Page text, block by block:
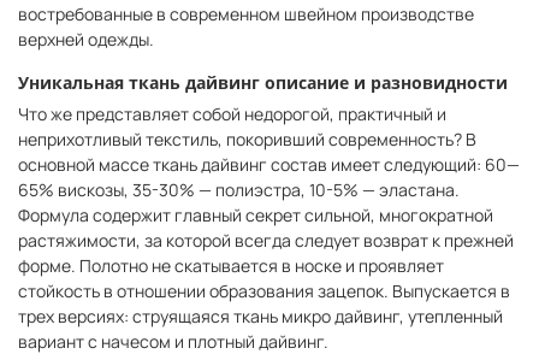
востребованные в современном швейном производстве
верхней одежды.
Уникальная ткань дайвинг описание и разновидности
Что же представляет собой недорогой, практичный и
неприхотливый текстиль, покоривший современность? В
основной массе ткань дайвинг состав имеет следующий: 60—
65% вискозы, 35-30% — полиэстра, 10-5% — эластана.
Формула содержит главный секрет сильной, многократной
растяжимости, за которой всегда следует возврат к прежней
форме. Полотно не скатывается в носке и проявляет
стойкость в отношении образования зацепок. Выпускается в
трех версиях: струящаяся ткань микро дайвинг, утепленный
вариант с начесом и плотный дайвинг.